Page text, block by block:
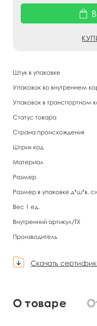
Штук в упаковке
Упаковок во внутреннем
Упаковок в транспортном
Статус товара
Страна происхождения
Штрих код
Материал
Размер
Размер в упаковке д*ш*в,
Вес 1 ед.
Внутренний артикул/TX
Производитель
Скачать
О товаре